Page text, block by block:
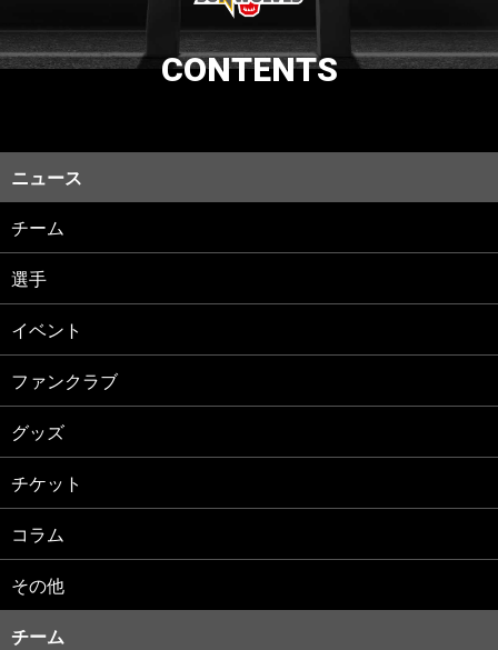
CONTENTS
ニュース
チーム
選手
イベント
ファンクラブ
グッズ
チケット
コラム
その他
チーム